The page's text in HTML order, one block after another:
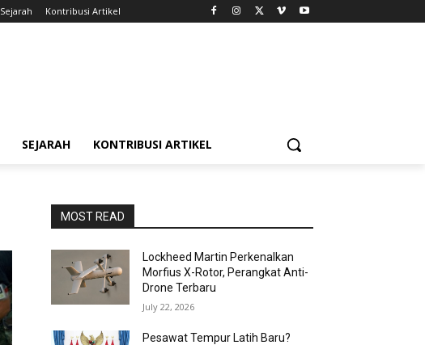
Sejarah Kontribusi Artikel
SEJARAH KONTRIBUSI ARTIKEL
MOST READ
Lockheed Martin Perkenalkan
Morfius X-Rotor, Perangkat Anti-
Drone Terbaru
July 22, 2026
Pesawat Tempur Latih Baru?